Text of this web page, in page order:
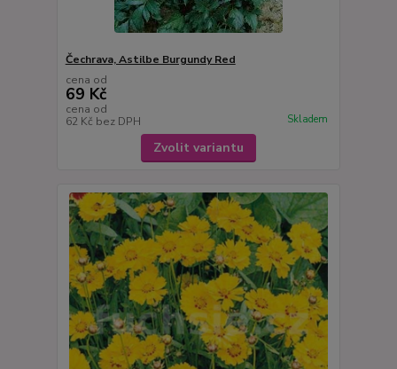
Čechrava, Astilbe Burgundy Red
cena od
69 Kč
cena od
62 Kč bez DPH Skladem
Zvolit variantu